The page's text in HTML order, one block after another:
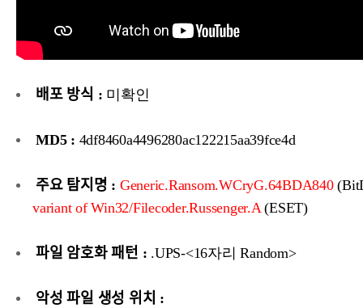
배포 방식 : 미확인
MD5 : 4df8460a4496280ac122215aa39fce4d
주요 탐지명 : Generic.Ransom.WCryG.64BDA840
variant of Win32/Filecoder.Russenger.A(ESET)
파일 암호화 패턴 : .UPS-<16자리 Random>
악성 파일 생성 위치 :